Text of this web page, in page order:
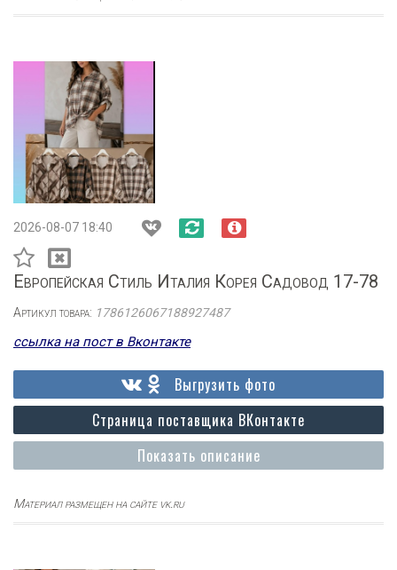
2026-08-07 18:40
Европейская Стиль Италия Корея Садовод 17-78
Артикул товара: 1786126067188927487
ссылка на пост в Вконтакте
Показать описание
Страница поставщика ВКонтакте
Выгрузить фото
Материал размещен на сайте vk.ru